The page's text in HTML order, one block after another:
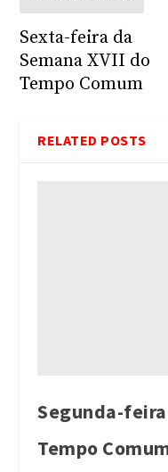
Sexta-feira da
Semana XVII do
Tempo Comum
RELATED POSTS
Segunda-
Tempo